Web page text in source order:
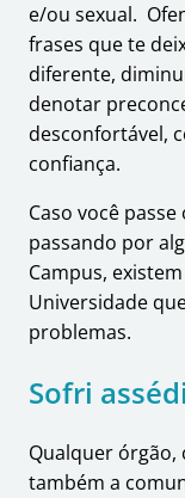
e/ou sexual.
frases que te
diferente,
denotar
desconfortável,
confiança.
Caso você
passando por
Campus,
Universidade
problemas.
Sofri
Qualquer órgão,
também a